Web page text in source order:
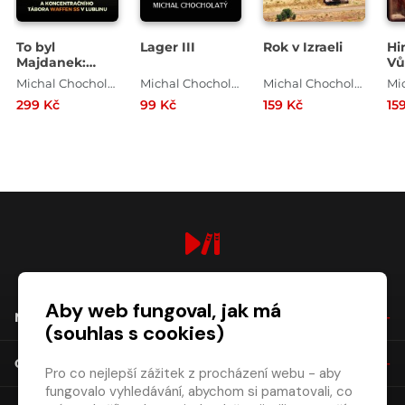
To byl
Majdanek:
Historie
koncentračního
Michal Chocholatý
299 Kč
Lager III
Michal Chocholatý
99 Kč
Rok v Izraeli
Michal Chocholatý
159 Kč
NÁKUP
O SPOLEČNOSTI
Aby web fungoval, jak má
(souhlas s cookies)
Pro co nejlepší zážitek z procházení webu - aby
fungovalo vyhledávání, abychom si pamatovali, co